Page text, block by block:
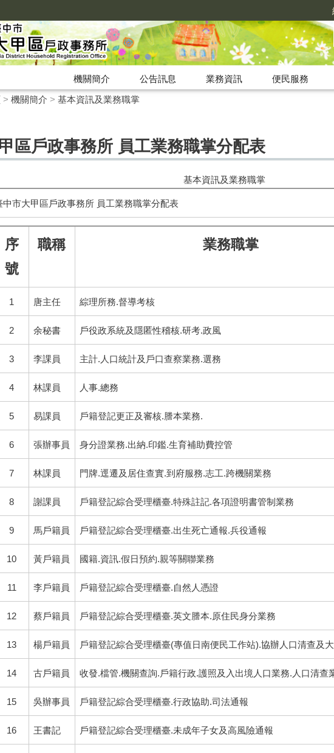
機關簡介 公告訊息 業務資訊 便民服務
> 機關簡介 > 基本資訊及業務職掌
區戶政事務所 員工業務職掌分配表
基本資訊及業務職掌
中市大甲區戶政事務所 員工業務職掌分配表
序
號
職稱 業務職掌
1 唐主任 綜理所務.督導考核
2 余秘書 戶役政系統及隱匿性稽核.研考.政風
3 李課員 主計.人口統計及戶口查察業務.選務
4 林課員 人事.總務
5 易課員 戶籍登記更正及審核.謄本業務.
6 張辦事員 身分證業務.出納.印鑑.生育補助費控管
7 林課員 門牌.逕遷及居住查實.到府服務.志工.跨機關業務
8 謝課員 戶籍登記綜合受理櫃臺.特殊註記.各項證明書管制業務
9 馬戶籍員 戶籍登記綜合受理櫃臺.出生死亡通報.兵役通報
10 黃戶籍員 國籍.資訊.假日預約.親等關聯業務
11 李戶籍員 戶籍登記綜合受理櫃臺.自然人憑證
12 蔡戶籍員 戶籍登記綜合受理櫃臺.英文謄本.原住民身分業務
13 楊戶籍員 戶籍登記綜合受理櫃臺(專值日南便民工作站).協辦人口清查及
14 古戶籍員 收發.檔管.機關查詢.戶籍行政.護照及入出境人口業務.人口清查
15 吳辦事員 戶籍登記綜合受理櫃臺.行政協助.司法通報
16 王書記 戶籍登記綜合受理櫃臺.未成年子女及高風險通報